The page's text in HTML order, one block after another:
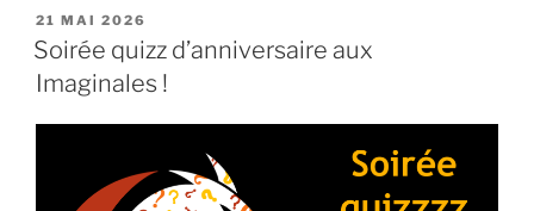
PUBLIÉ
LE
21 MAI 2026
Soirée quizz d’anniversaire aux
Imaginales !